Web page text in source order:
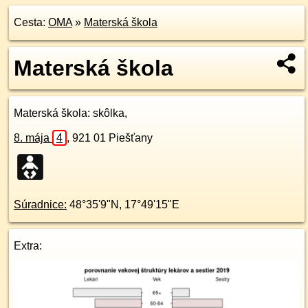
Cesta: OMA» Materská škola
Materská škola
Materská škola: skôlka,
8. mája 4 , 921 01 Piešťany
Súradnice: 48°35'9"N , 17°49'15"E
Extra: